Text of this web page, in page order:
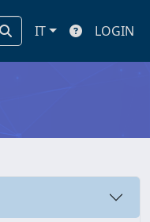
IT LOGIN